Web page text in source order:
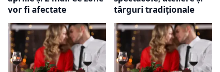
vor fi afectate
târguri tradiționale